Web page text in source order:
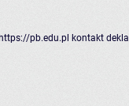
pb.edu.pl kontakt